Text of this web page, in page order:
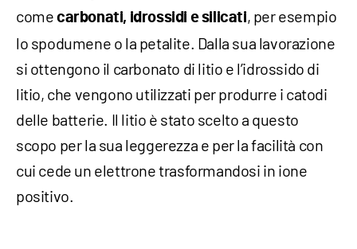
come carbonati, idrossidi e silicati, per esempio
lo spodumene o la petalite. Dalla sua lavorazione
si ottengono il carbonato di litio e l’idrossido di
litio, che vengono utilizzati per produrre i catodi
delle batterie. Il litio è stato scelto a questo
scopo per la sua leggerezza e per la facilità con
cui cede un elettrone trasformandosi in ione
positivo.